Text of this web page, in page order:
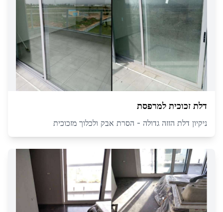
דלת זכוכית למרפסת
ניקיון דלת הזזה גדולה - הסרת אבק ולכלוך מזכוכית